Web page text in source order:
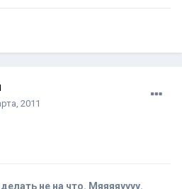
2011
не на что. Мяяяяуууу.